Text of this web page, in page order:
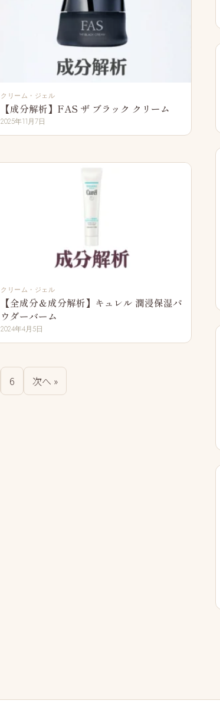
クリーム・ジェル
【成分解析】FAS ザ ブラック クリーム
2025年11月7日
クリーム・ジェル
【全成分＆成分解析】キュレル 潤浸保湿パ
ウダーバーム
2024年4月5日
6 次へ »